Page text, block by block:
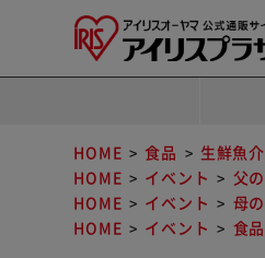
HOME 食品 生鮮魚
HOME
イベント 父
HOME
イベント 母
HOME
イベント 食